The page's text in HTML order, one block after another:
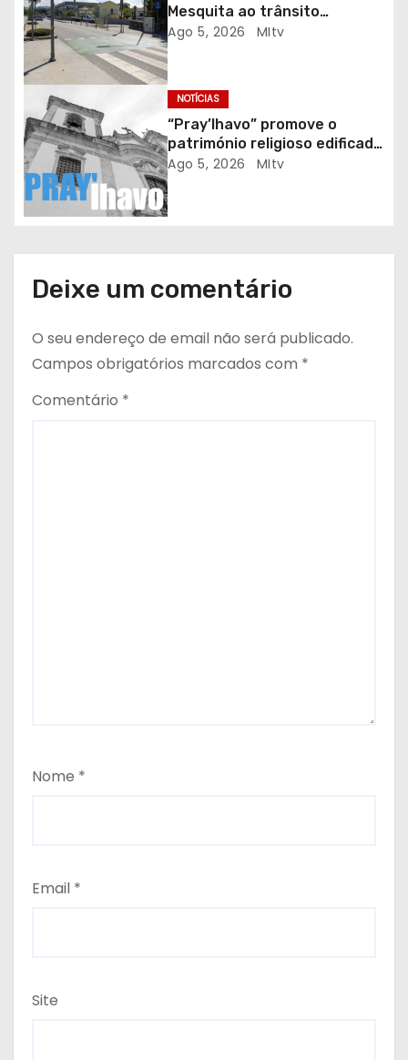
t
i
g
o
s
Mesquita ao trânsito
automóvel
Ago 5, 2026 MItv
NOTÍCIAS
“Pray’lhavo” promove o
património religioso edificado
do Arciprestado
Ago 5, 2026 MItv
Deixe um comentário
O seu endereço de email não será publicado.
Campos obrigatórios marcados com *
Comentário *
Nome *
Email *
Site